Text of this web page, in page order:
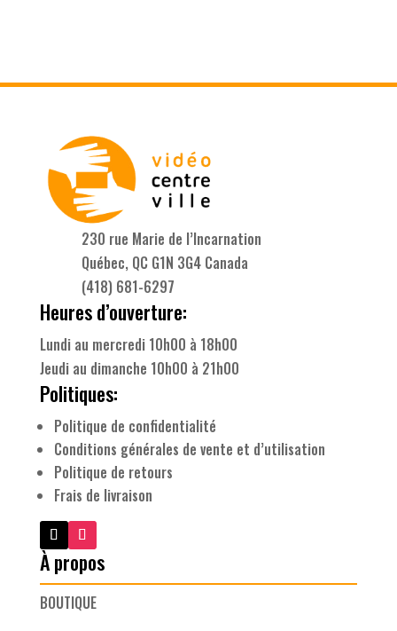
230 rue Marie de l’Incarnation
Québec, QC G1N 3G4 Canada
(418) 681-6297
Heures d’ouverture:
Lundi au mercredi 10h00 à 18h00
Jeudi au dimanche 10h00 à 21h00
Politiques:
Politique de confidentialité
Conditions générales de vente et d’utilisation
Politique de retours
Frais de livraison
À propos
BOUTIQUE